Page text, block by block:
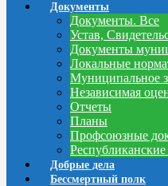
Документы
Документы. Все
Устав,
Документы
Локальные
Муниципальное
Независимая
Отчеты
Планы
Профсоюзные
Добрые дела
Бессмертный полк